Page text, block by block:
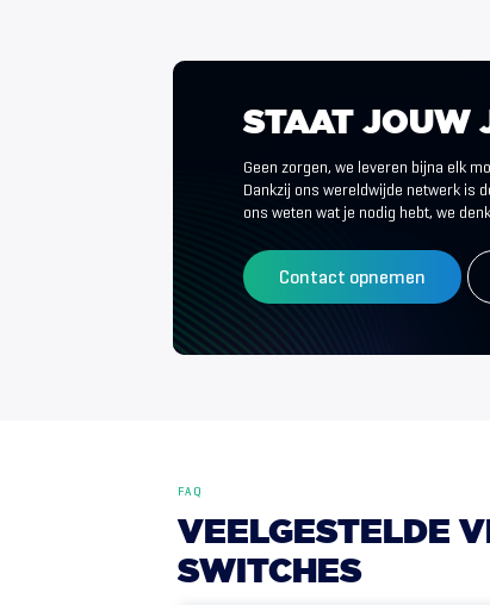
STAAT JOUW
Geen zorgen, we leveren bijna elk
Dankzij ons wereldwijde netwerk is
ons weten wat je nodig hebt, we
Contact opnemen
FAQ
VEELGESTELDE
SWITCHES